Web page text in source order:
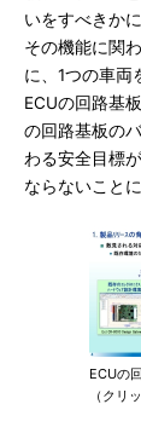
いをすべきか
その機能に関
に、1つの車両
ECUの回路基
の回路基板の
わる安全目標
ならないことに
ECUの
（クリ